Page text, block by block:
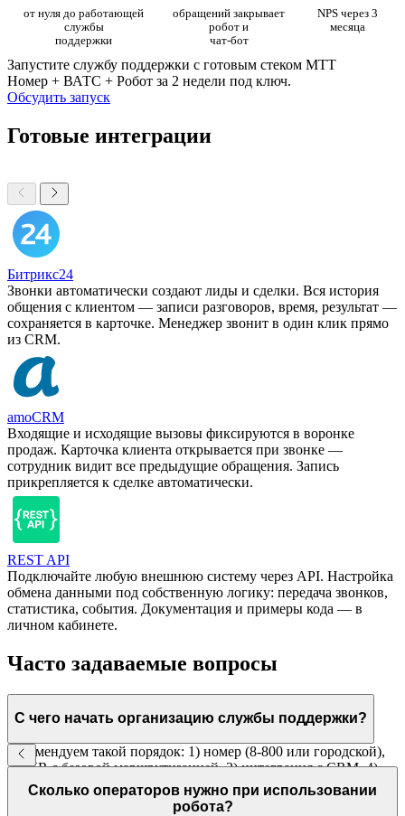
от нуля до работающей
службы
поддержки
обращений закрывает
робот и
чат-бот
NPS через 3
месяца
Запустите службу поддержки с готовым стеком МТТ
Номер + ВАТС + Робот за 2 недели под ключ.
Обсудить запуск
Готовые интеграции
Битрикс24
Звонки автоматически создают лиды и сделки. Вся история
общения с клиентом — записи разговоров, время, результат —
сохраняется в карточке. Менеджер звонит в один клик прямо
из CRM.
amoCRM
Входящие и исходящие вызовы фиксируются в воронке
продаж. Карточка клиента открывается при звонке —
сотрудник видит все предыдущие обращения. Запись
прикрепляется к сделке автоматически.
REST API
Подключайте любую внешнюю систему через API. Настройка
обмена данными под собственную логику: передача звонков,
статистика, события. Документация и примеры кода — в
личном кабинете.
Часто задаваемые вопросы
С чего начать организацию службы поддержки?
Рекомендуем такой порядок: 1) номер (8-800 или городской),
2) IVR с базовой маршрутизацией, 3) интеграция с CRM, 4)
голосовой робот для типовых вопросов. Каждый шаг можно
реализовать последовательно.
Сколько операторов нужно при использовании
робота?